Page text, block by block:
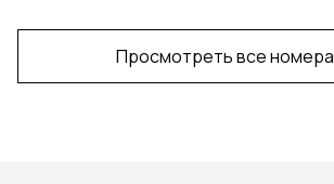
Просмотреть все номера